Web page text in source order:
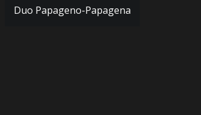
Duo Papageno-Papagena